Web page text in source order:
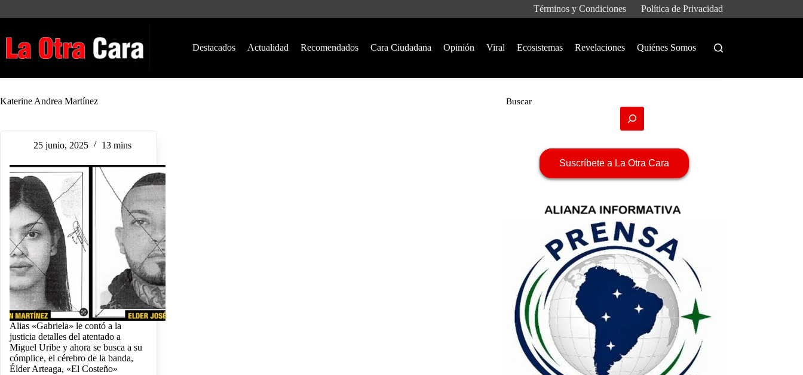
Términos y Condiciones Política de Privacidad
Destacados Actualidad Recomendados Cara Ciudadana Opinión Viral Ecosistemas Revelaciones Quiénes Somos
Katerine Andrea Martínez
25 junio, 2025 13 mins
Alias «Gabriela» le contó a la
justicia detalles del atentado a
Miguel Uribe y ahora se busca a su
cómplice, el cérebro de la banda,
Élder Arteaga, «El Costeño»
Buscar
Suscríbete a La Otra Cara